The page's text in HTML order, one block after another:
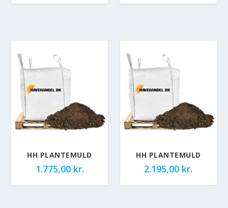
HH PLANTEMULD
1.775,00 kr.
HH PLANTEMULD
2.195,00 kr.